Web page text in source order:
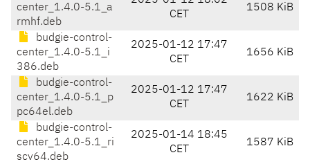
center_1.4.0-5.1_a
rmhf.deb
CET
1508 KiB
budgie-control-
center_1.4.0-5.1_i
386.deb
2025-01-12 17:47
CET
1656 KiB
budgie-control-
center_1.4.0-5.1_p
pc64el.deb
2025-01-12 17:47
CET
1622 KiB
budgie-control-
center_1.4.0-5.1_ri
scv64.deb
2025-01-14 18:45
CET
1587 KiB